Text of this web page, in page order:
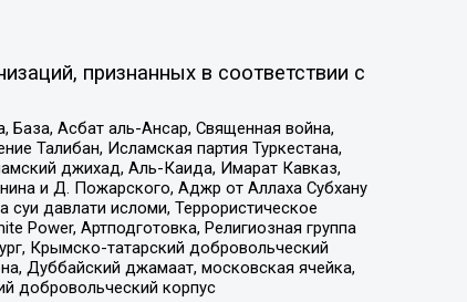
признанных в соответствии с
Асбат аль-Ансар, Священная война,
Талибан, Исламская партия Туркестана,
джихад, Аль-Каида, Имарат Кавказ,
и Д. Пожарского, Аджр от Аллаха Субхану
давлати исломи, Террористическое
Артподготовка, Религиозная группа
Крымско-татарский добровольческий
Дуббайский джамаат, московская ячейка,
добровольческий корпус